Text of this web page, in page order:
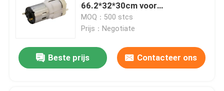
66.2*32*30cm voor
massagestoel
MOQ：500 stcs
Prijs：Negotiate
Beste prijs Contacteer ons